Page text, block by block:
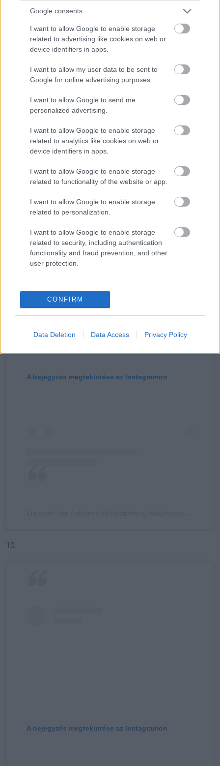
Google consents
I want to allow Google to enable storage
related to advertising like cookies on web or
device identifiers in apps.
I want to allow my user data to be sent to
Google for online advertising purposes.
I want to allow Google to send me
personalized advertising.
I want to allow Google to enable storage
related to analytics like cookies on web or
device identifiers in apps.
I want to allow Google to enable storage
related to functionality of the website or app.
I want to allow Google to enable storage
related to personalization.
I want to allow Google to enable storage
related to security, including authentication
functionality and fraud prevention, and other
user protection.
CONFIRM
Data Deletion Data Access Privacy Policy
A bejegyzés megtekintése az Instagramon
A bejegyzés megtekintése az Instagramon
10.
A bejegyzés megtekintése az Instagramon